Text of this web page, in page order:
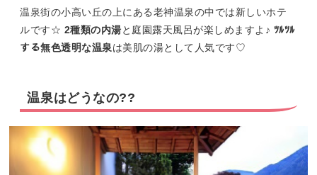
温泉街の小高い丘の上にある老神温泉の中では新しいホテ
ルです☆ 2種類の内湯と庭園露天風呂が楽しめますよ♪ ﾂﾙﾂﾙ
する無色透明な温泉は美肌の湯として人気です♡
温泉はどうなの??